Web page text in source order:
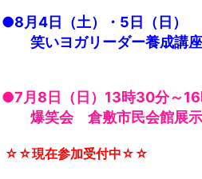
●8月4日（土）・5日（日）
笑いヨガリーダー養成講座
●7月8日（日）13時30分～
爆笑会 倉敷市民会館展
☆☆現在参加受付中☆☆